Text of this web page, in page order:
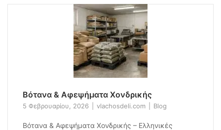
Βότανα & Αφεψήματα Χονδρικής
5 Φεβρουαρίου, 2026 vlachosdeli.com Blog
Βότανα & Αφεψήματα Χονδρικής – Ελληνικές